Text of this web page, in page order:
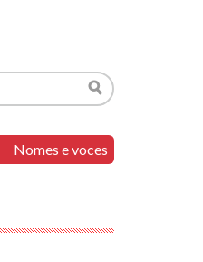
Buscar
Nomes e voces